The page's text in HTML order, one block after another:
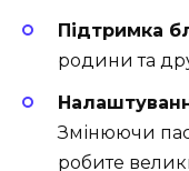
Підтримка
родини та
Змінюючи
робите